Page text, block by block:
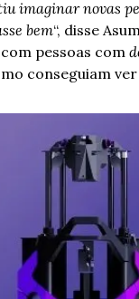
imaginar novas
bem“, disse
pessoas com
conseguiam